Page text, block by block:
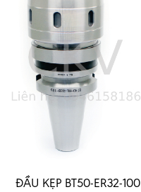
ĐẦU KẸP BT50-ER32-100